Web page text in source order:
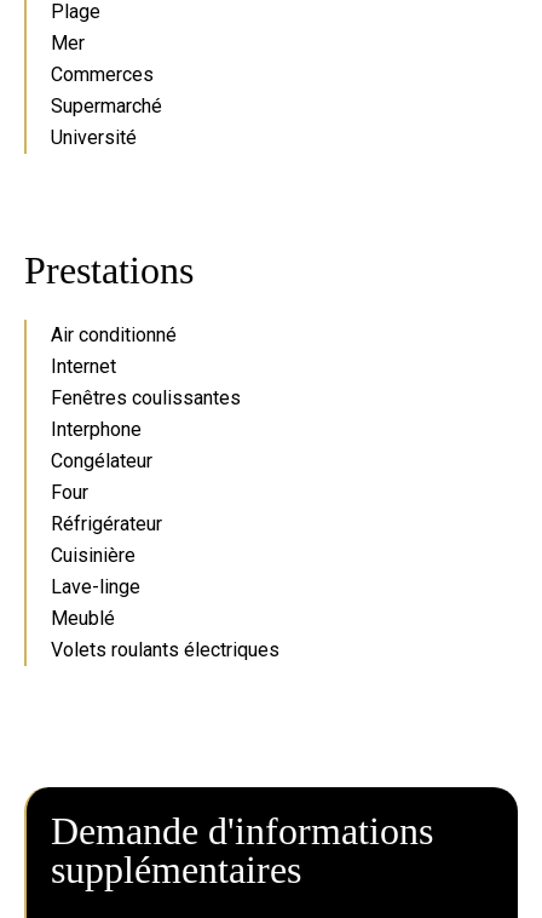
Plage
Mer
Commerces
Supermarché
Université
Prestations
Air conditionné
Internet
Fenêtres coulissantes
Interphone
Congélateur
Four
Réfrigérateur
Cuisinière
Lave-linge
Meublé
Volets roulants électriques
Demande d'informations
supplémentaires